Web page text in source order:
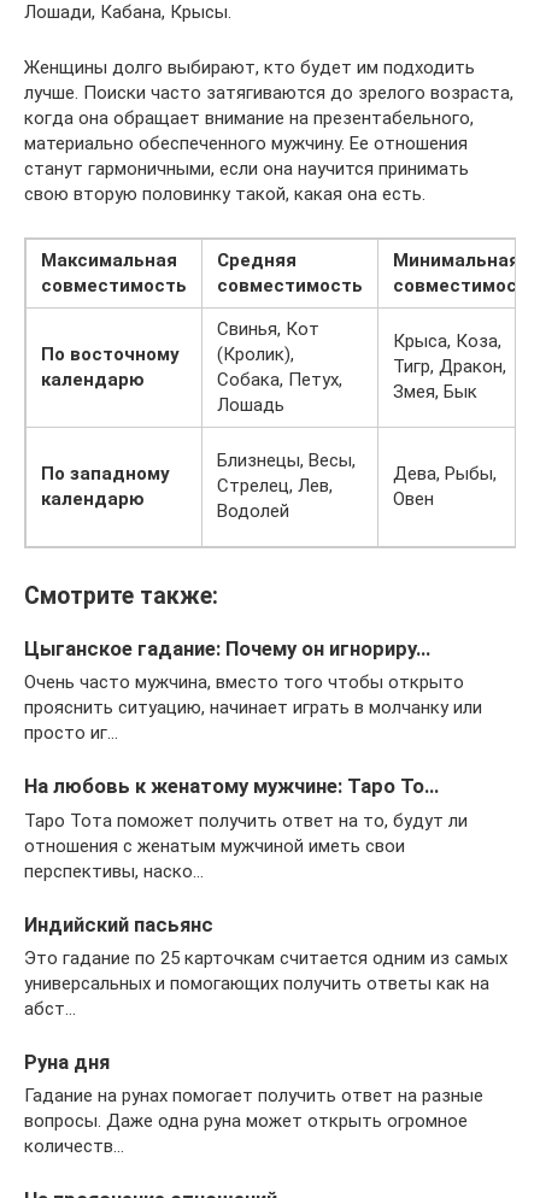
Лошади, Кабана, Крысы.
Женщины долго выбирают, кто будет им подходить
лучше. Поиски часто затягиваются до зрелого возраста,
когда она обращает внимание на презентабельного,
материально обеспеченного мужчину. Ее отношения
станут гармоничными, если она научится принимать
свою вторую половинку такой, какая она есть.
Максимальная
совместимость
Средняя
совместимость
Минимальная
совместимость
По восточному
календарю
Свинья, Кот
(Кролик),
Собака, Петух,
Лошадь
Крыса, Коза,
Тигр, Дракон,
Змея, Бык
По западному
календарю
Близнецы, Весы,
Стрелец, Лев,
Водолей
Дева, Рыбы,
Овен
Смотрите также:
Цыганское гадание: Почему он игнориру…
Очень часто мужчина, вместо того чтобы открыто
прояснить ситуацию, начинает играть в молчанку или
просто иг…
На любовь к женатому мужчине: Таро То…
Таро Тота поможет получить ответ на то, будут ли
отношения с женатым мужчиной иметь свои
перспективы, наско…
Индийский пасьянс
Это гадание по 25 карточкам считается одним из самых
универсальных и помогающих получить ответы как на
абст…
Руна дня
Гадание на рунах помогает получить ответ на разные
вопросы. Даже одна руна может открыть огромное
количеств…